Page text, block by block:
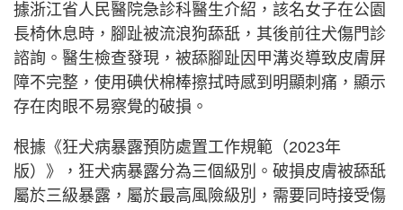
據浙江省人民醫院急診科醫生介紹，該名女子在公園
長椅休息時，腳趾被流浪狗舔舐，其後前往犬傷門診
諮詢。醫生檢查發現，被舔腳趾因甲溝炎導致皮膚屏
障不完整，使用碘伏棉棒擦拭時感到明顯刺痛，顯示
存在肉眼不易察覺的破損。
根據《狂犬病暴露預防處置工作規範（2023年
版）》，狂犬病暴露分為三個級別。破損皮膚被舔舐
屬於三級暴露，屬於最高風險級別，需要同時接受傷